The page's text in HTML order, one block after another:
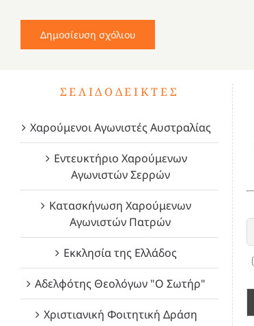
ΣΕΛΙΔΟΔΕΊΚΤΕΣ
Χαρούμενοι Αγωνιστές Αυστραλίας
Εντευκτήριο Χαρούμενων
Αγωνιστών Σερρών
Κατασκήνωση Χαρούμενων
Αγωνιστών Πατρών
Εκκλησία της Ελλάδος
Αδελφότης Θεολόγων "Ο Σωτήρ"
Χριστιανική Φοιτητική Δράση